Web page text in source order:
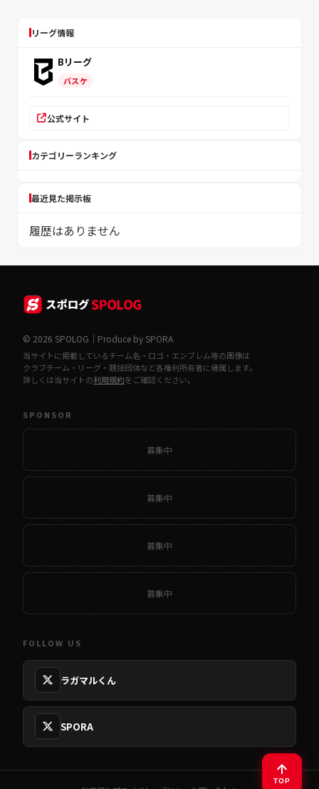
リーグ情報
Bリーグ
バスケ
公式サイト
カテゴリーランキング
最近見た掲示板
履歴はありません
© 2026 SPOLOG｜Produce by SPORA
当サイトに掲載しているチーム名・ロゴ・エンブレム等の画像は
クラブチーム・リーグ・競技団体など各権利所有者に帰属します。
詳しくは当サイトの利用規約をご確認ください。
SPONSOR
募集中
募集中
募集中
募集中
FOLLOW US
ラガマルくん
SPORA
TOP